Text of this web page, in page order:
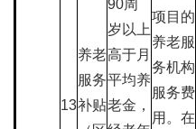
13
养老
服务
补贴
90周
岁以上
高于月
平均养
老金，
项目的
养老服
务机构
服务费
用。在